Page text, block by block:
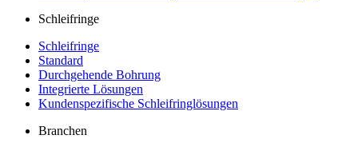
Schleifringe
Schleifringe
Standard
Durchgehende Bohrung
Integrierte Lösungen
Kundenspezifische Schleifringlösungen
Branchen